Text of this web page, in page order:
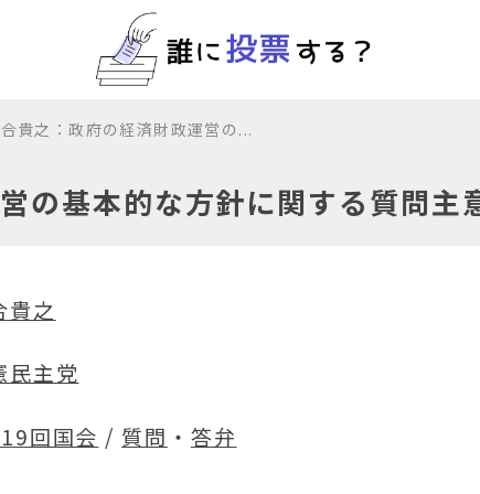
貴之：政府の経済財政運営の...
の基本的な方針に関する質問主
貴之
民主党
回国会 / 質問 ・ 答弁